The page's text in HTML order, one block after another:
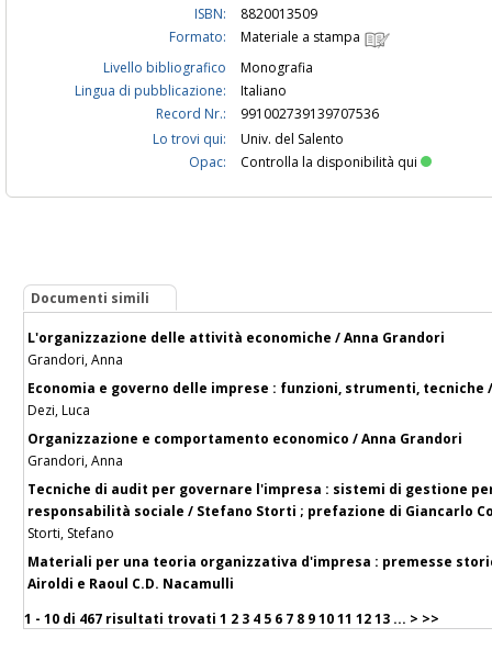
ISBN:
8820013509
Formato:
Materiale a stampa
Livello bibliografico
Monografia
Lingua di pubblicazione:
Italiano
Record Nr.:
991002739139707536
Lo trovi qui:
Univ. del Salento
Opac:
Controlla la disponibilità qui
Documenti simili
L'organizzazione delle attività economiche / Anna Grandori
Grandori, Anna
Economia e governo delle imprese : funzioni, strumenti, tecniche
Dezi, Luca
Organizzazione e comportamento economico / Anna Grandori
Grandori, Anna
Tecniche di audit per governare l'impresa : sistemi di gestione
responsabilità sociale / Stefano Storti ; prefazione di Giancarlo
Storti, Stefano
Materiali per una teoria organizzativa d'impresa : premesse
Airoldi e Raoul C.D. Nacamulli
1 - 10 di 467 risultati trovati 1 2 3 4 5 6 7 8 91011 1213 ... > >>